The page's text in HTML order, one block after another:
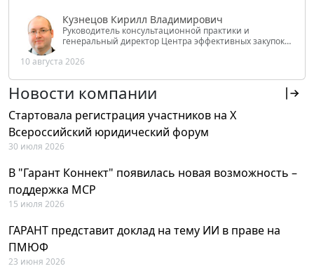
Кузнецов Кирилл Владимирович
Руководитель консультационной практики и
генеральный директор Центра эффективных закупок
РФ
10 августа 2026
Новости компании
Стартовала регистрация участников на X
Всероссийский юридический форум
30 июля 2026
В "Гарант Коннект" появилась новая возможность –
поддержка MCP
15 июля 2026
ГАРАНТ представит доклад на тему ИИ в праве на
ПМЮФ
23 июня 2026